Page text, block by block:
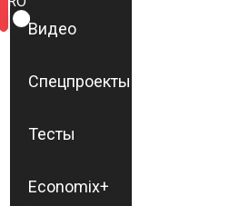
RU
Видео
Спецпроекты
Тесты
Economix+